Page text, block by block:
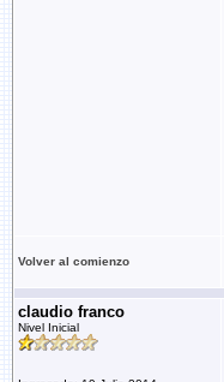
Volver al comienzo
claudio franco
Nivel Inicial